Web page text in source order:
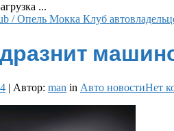
...
/ Опель Мокка Клуб
дразнит
| Автор: man in Авто новостиНет